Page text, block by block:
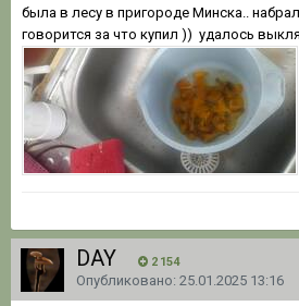
была в лесу в пригороде Минска..
говорится за что купил )) удалось
DAY 2 154
Опубликовано: 25.01.2025 13:16